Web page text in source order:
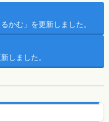
かむ」を更新しました。
しました。
ョン